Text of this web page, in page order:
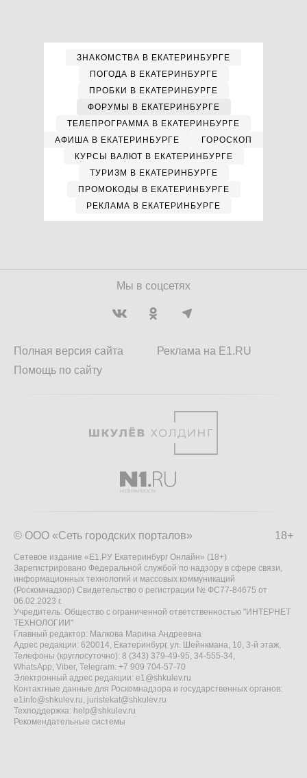
ЗНАКОМСТВА В ЕКАТЕРИНБУРГЕ
ПОГОДА В ЕКАТЕРИНБУРГЕ
ПРОБКИ В ЕКАТЕРИНБУРГЕ
ФОРУМЫ В ЕКАТЕРИНБУРГЕ
ТЕЛЕПРОГРАММА В ЕКАТЕРИНБУРГЕ
АФИША В ЕКАТЕРИНБУРГЕ
ГОРОСКОП
КУРСЫ ВАЛЮТ В ЕКАТЕРИНБУРГЕ
ТУРИЗМ В ЕКАТЕРИНБУРГЕ
ПРОМОКОДЫ В ЕКАТЕРИНБУРГЕ
РЕКЛАМА В ЕКАТЕРИНБУРГЕ
Мы в соцсетях
Полная версия сайта
Помощь по сайту
Реклама на E1.RU
18+
© ООО «Сеть городских порталов»
Сетевое издание «Е1.РУ Екатеринбург Онлайн» (18+)
Зарегистрировано Федеральной службой по надзору в сфере связи,
информационных технологий и массовых коммуникаций
(Роскомнадзор) Свидетельство о регистрации № ФС77-84675 от
06.02.2023 г.
Учредитель: Общество с ограниченной ответственностью "ИНТЕРНЕТ
ТЕХНОЛОГИИ"
Главный редактор: Малкова Марина Андреевна
Адрес редакции: 620014, Екатеринбург, ул. Шейнкмана, 10, 3-й этаж,
Телефоны (круглосуточно): 8 (343) 379-49-95, 34-555-34,
WhatsApp, Viber, Telegram: +7 909 704-57-70
Электронный адрес редакции: e1@shkulev.ru
Контактные данные для Роскомнадзора и государственных органов:
e1info@shkulev.ru, juristekat@shkulev.ru
Техподдержка: help@shkulev.ru
Рекомендательные системы